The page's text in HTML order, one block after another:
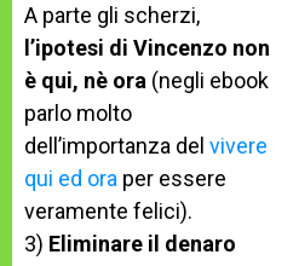
A parte gli scherzi,
l’ipotesi di Vincenzo non
è qui, nè ora (negli ebook
parlo molto
dell’importanza del vivere
qui ed ora per essere
veramente felici).
3) Eliminare il denaro